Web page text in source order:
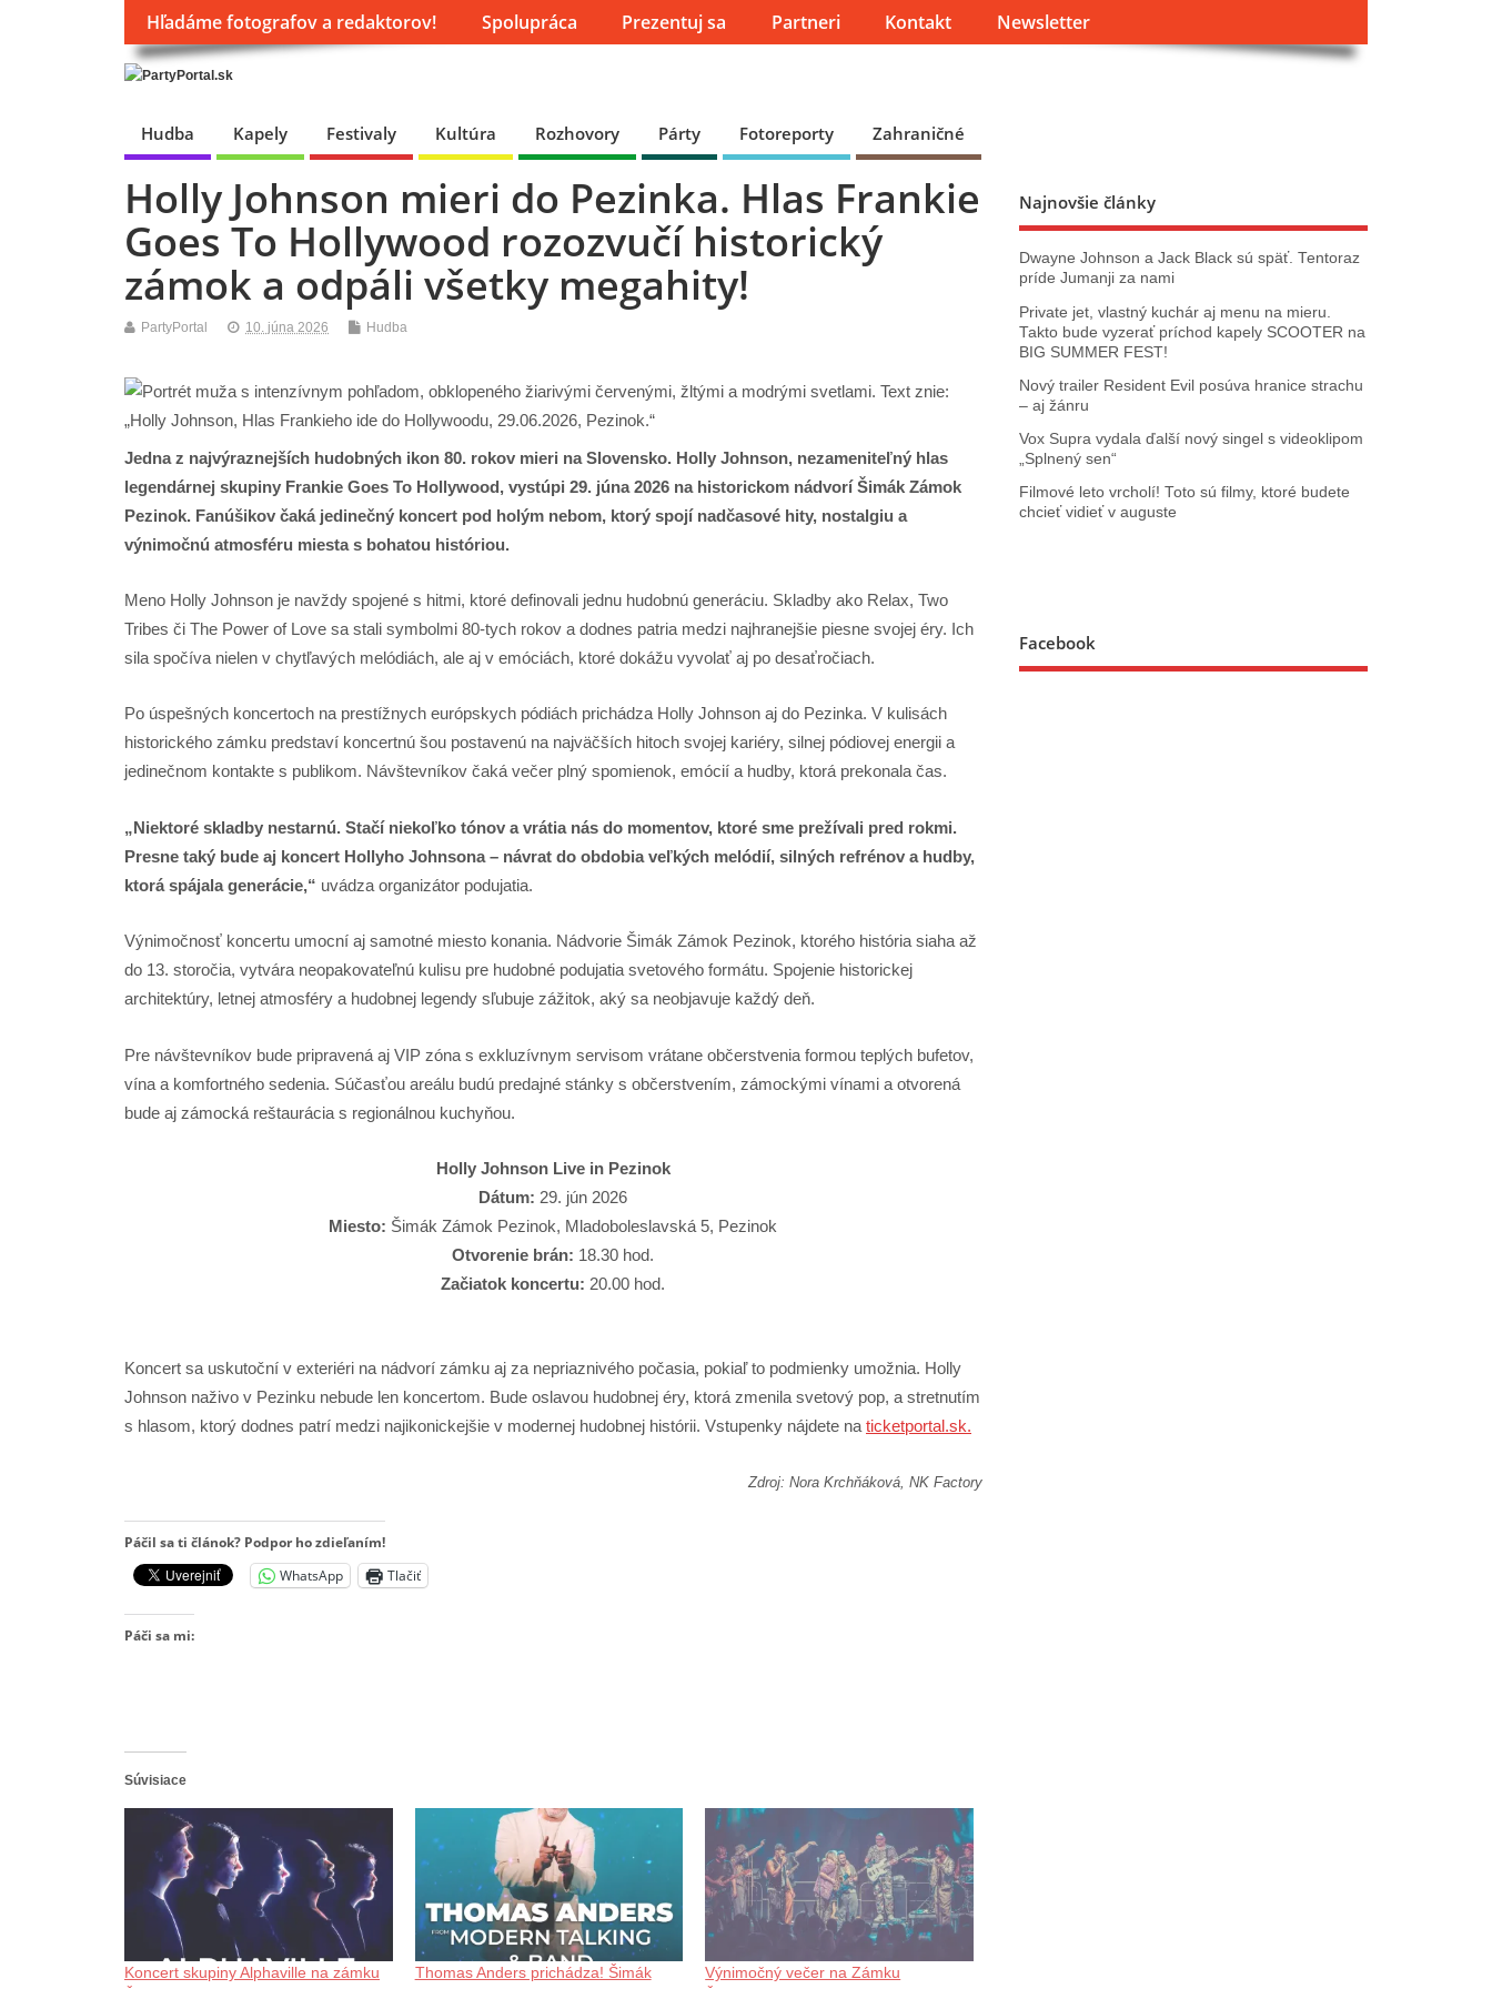
Hľadáme fotografov a redaktorov! Spolupráca Prezentuj sa Partneri Kontakt Newsletter
Hudba Kapely Festivaly Kultúra Rozhovory Párty Fotoreporty Zahraničné
Holly Johnson mieri do Pezinka. Hlas Frankie
Goes To Hollywood rozozvučí historický
zámok a odpáli všetky megahity!
PartyPortal 10. júna 2026 Hudba
Jedna z najvýraznejších hudobných ikon 80. rokov mieri na Slovensko. Holly Johnson, nezameniteľný hlas
legendárnej skupiny Frankie Goes To Hollywood, vystúpi 29. júna 2026 na historickom nádvorí Šimák Zámok
Pezinok. Fanúšikov čaká jedinečný koncert pod holým nebom, ktorý spojí nadčasové hity, nostalgiu a
výnimočnú atmosféru miesta s bohatou históriou.
Meno Holly Johnson je navždy spojené s hitmi, ktoré definovali jednu hudobnú generáciu. Skladby ako Relax, Two
Tribes či The Power of Love sa stali symbolmi 80-tych rokov a dodnes patria medzi najhranejšie piesne svojej éry. Ich
sila spočíva nielen v chytľavých melódiách, ale aj v emóciách, ktoré dokážu vyvolať aj po desaťročiach.
Po úspešných koncertoch na prestížnych európskych pódiách prichádza Holly Johnson aj do Pezinka. V kulisách
historického zámku predstaví koncertnú šou postavenú na najväčších hitoch svojej kariéry, silnej pódiovej energii a
jedinečnom kontakte s publikom. Návštevníkov čaká večer plný spomienok, emócií a hudby, ktorá prekonala čas.
„Niektoré skladby nestarnú. Stačí niekoľko tónov a vrátia nás do momentov, ktoré sme prežívali pred rokmi.
Presne taký bude aj koncert Hollyho Johnsona – návrat do obdobia veľkých melódií, silných refrénov a hudby,
ktorá spájala generácie,“ uvádza organizátor podujatia.
Výnimočnosť koncertu umocní aj samotné miesto konania. Nádvorie Šimák Zámok Pezinok, ktorého história siaha až
do 13. storočia, vytvára neopakovateľnú kulisu pre hudobné podujatia svetového formátu. Spojenie historickej
architektúry, letnej atmosféry a hudobnej legendy sľubuje zážitok, aký sa neobjavuje každý deň.
Pre návštevníkov bude pripravená aj VIP zóna s exkluzívnym servisom vrátane občerstvenia formou teplých bufetov,
vína a komfortného sedenia. Súčasťou areálu budú predajné stánky s občerstvením, zámockými vínami a otvorená
bude aj zámocká reštaurácia s regionálnou kuchyňou.
Holly Johnson Live in Pezinok
Dátum: 29. jún 2026
Miesto: Šimák Zámok Pezinok, Mladoboleslavská 5, Pezinok
Otvorenie brán: 18.30 hod.
Začiatok koncertu: 20.00 hod.
Koncert sa uskutoční v exteriéri na nádvorí zámku aj za nepriaznivého počasia, pokiaľ to podmienky umožnia. Holly
Johnson naživo v Pezinku nebude len koncertom. Bude oslavou hudobnej éry, ktorá zmenila svetový pop, a stretnutím
s hlasom, ktorý dodnes patrí medzi najikonickejšie v modernej hudobnej histórii. Vstupenky nájdete na ticketportal.sk.
Zdroj: Nora Krchňáková, NK Factory
Páčil sa ti článok? Podpor ho zdieľaním!
WhatsApp
Tlačiť
Páči sa mi:
Súvisiace
Koncert skupiny Alphaville na zámku
Thomas Anders prichádza! Šimák
Výnimočný večer na Zámku
Najnovšie články
Dwayne Johnson a Jack Black sú späť. Tentoraz
príde Jumanji za nami
Private jet, vlastný kuchár aj menu na mieru.
Takto bude vyzerať príchod kapely SCOOTER na
BIG SUMMER FEST!
Nový trailer Resident Evil posúva hranice strachu
– aj žánru
Vox Supra vydala ďalší nový singel s videoklipom
„Splnený sen“
Filmové leto vrcholí! Toto sú filmy, ktoré budete
chcieť vidieť v auguste
Facebook